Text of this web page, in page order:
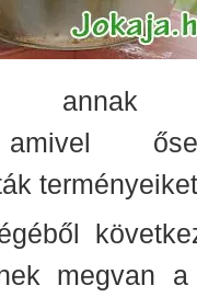
amivel
megvan